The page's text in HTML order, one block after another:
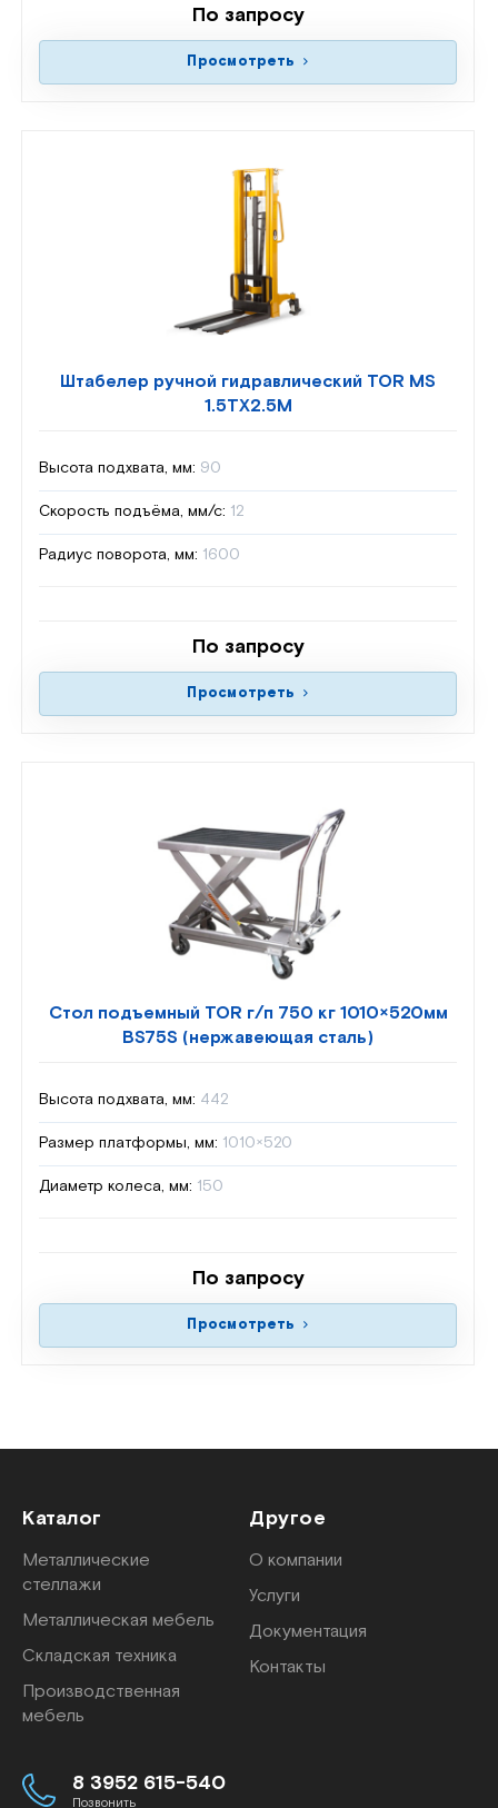
По запросу
Просмотреть
Штабелер ручной гидравлический TOR MS
1.5TX2.5M
Высота подхвата, мм: 90
Скорость подъёма, мм/с: 12
Радиус поворота, мм: 1600
По запросу
Просмотреть
Стол подъемный TOR г/п 750 кг 1010×520мм
BS75S (нержавеющая сталь)
Высота подхвата, мм: 442
Размер платформы, мм: 1010×520
Диаметр колеса, мм: 150
По запросу
Просмотреть
Каталог
Металлические
стеллажи
Металлическая мебель
Складская техника
Производственная
мебель
Другое
О компании
Услуги
Документация
Контакты
8 3952 615-540
Позвонить